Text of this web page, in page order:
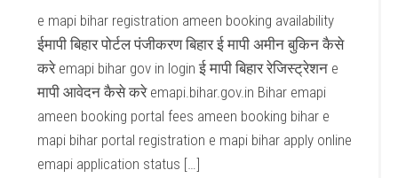
e mapi bihar registration ameen booking availability
ईमापी बिहार पोर्टल पंजीकरण बिहार ई मापी अमीन बुकिन कैसे
करे emapi bihar gov in login ई मापी बिहार रेजिस्ट्रेशन e
मापी आवेदन कैसे करे emapi.bihar.gov.in Bihar emapi
ameen booking portal fees ameen booking bihar e
mapi bihar portal registration e mapi bihar apply online
emapi application status […]